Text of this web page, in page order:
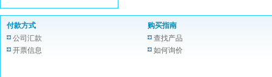
付款方式
公司汇款
开票信息
购买指南
查找产品
如何询价